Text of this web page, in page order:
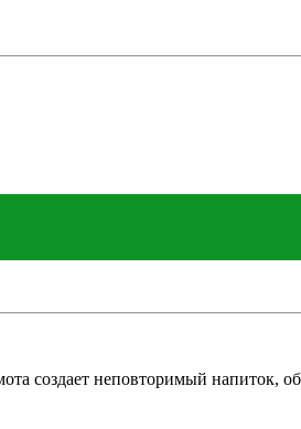
создает неповторимый напиток,